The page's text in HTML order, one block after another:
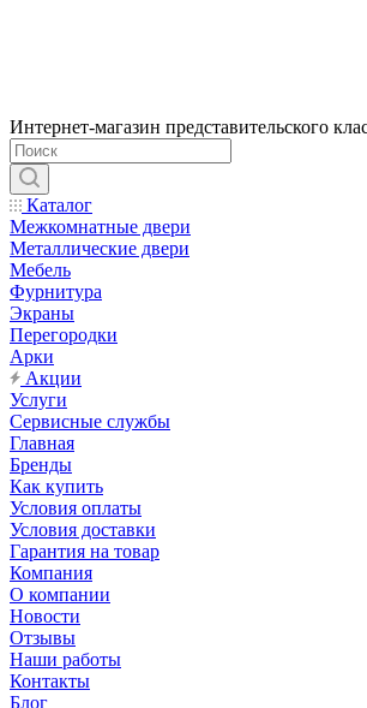
Интернет-магазин представительского
Каталог
Межкомнатные двери
Металлические двери
Мебель
Фурнитура
Экраны
Перегородки
Арки
Акции
Услуги
Сервисные службы
Главная
Бренды
Как купить
Условия оплаты
Условия доставки
Гарантия на товар
Компания
О компании
Новости
Отзывы
Наши работы
Контакты
Блог